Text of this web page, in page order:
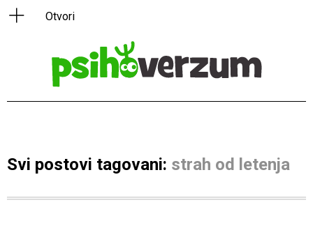
Svi postovi tagovani: strah od letenja